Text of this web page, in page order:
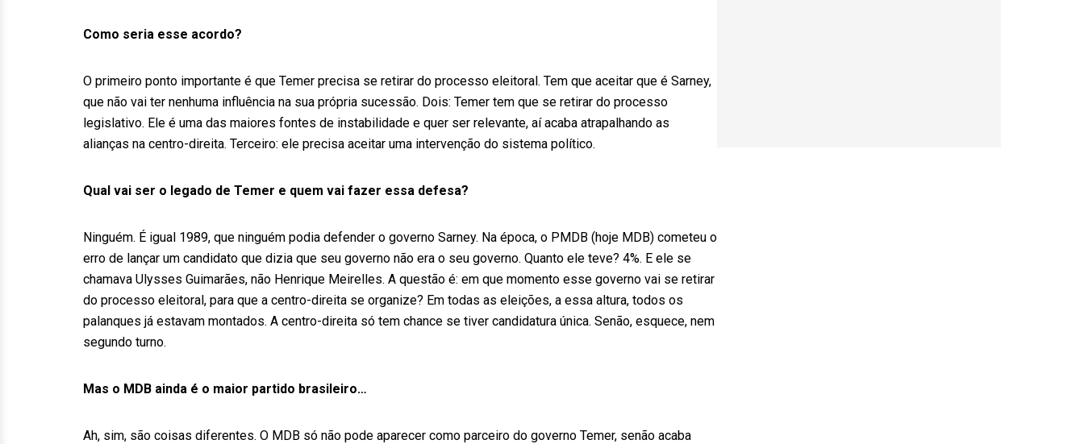
Como seria esse acordo?
O primeiro ponto importante é que Temer precisa se retirar do processo eleitoral. Tem que aceitar que é Sarney,
que não vai ter nenhuma influência na sua própria sucessão. Dois: Temer tem que se retirar do processo
legislativo. Ele é uma das maiores fontes de instabilidade e quer ser relevante, aí acaba atrapalhando as
alianças na centro-direita. Terceiro: ele precisa aceitar uma intervenção do sistema político.
Qual vai ser o legado de Temer e quem vai fazer essa defesa?
Ninguém. É igual 1989, que ninguém podia defender o governo Sarney. Na época, o PMDB (hoje MDB) cometeu o
erro de lançar um candidato que dizia que seu governo não era o seu governo. Quanto ele teve? 4%. E ele se
chamava Ulysses Guimarães, não Henrique Meirelles. A questão é: em que momento esse governo vai se retirar
do processo eleitoral, para que a centro-direita se organize? Em todas as eleições, a essa altura, todos os
palanques já estavam montados. A centro-direita só tem chance se tiver candidatura única. Senão, esquece, nem
segundo turno.
Mas o MDB ainda é o maior partido brasileiro…
Ah, sim, são coisas diferentes. O MDB só não pode aparecer como parceiro do governo Temer, senão acaba